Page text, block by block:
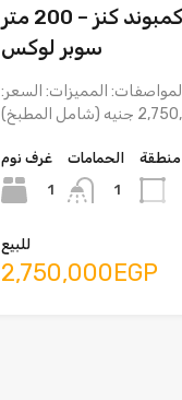
روف للبيع في كمبوند كنز – 200 متر
سوبر لوكس
الكود: 8007 المواصفات: المميزات: السعر:
غرف نوم
1
الحمامات
1
منطقة
للبيع
2,750,000EGP